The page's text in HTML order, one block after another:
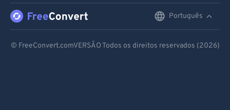
Português
© FreeConvert.comVERSÃO Todos os direitos reservados (2026)